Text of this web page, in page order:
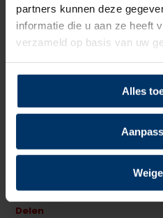
partners kunnen deze
informatie die u aan ze heeft
verzameld op basis van uw
Alles
Gebaseerd op 1
Schrijf je eigen review
5 van 5
Delen